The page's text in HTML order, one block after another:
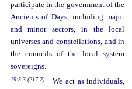
participate in the government of the
Ancients of Days, including major
and minor sectors, in the local
universes and constellations, and in
the councils of the local system
sovereigns.
19:3.3 (217.2)
We act as individuals,